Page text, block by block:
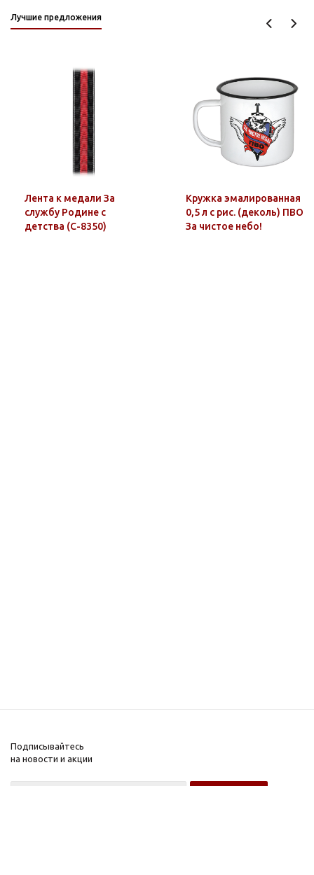
Лучшие предложения
Лента к медали За
службу Родине с
детства (С-8350)
Кружка эмалированная
0,5 л с рис. (деколь) ПВО
За чистое небо!
Подписывайтесь
на новости и акции